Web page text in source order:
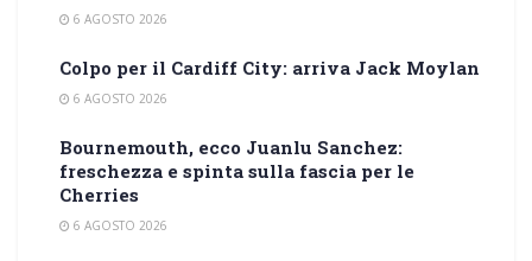
6 AGOSTO 2026
Colpo per il Cardiff City: arriva Jack Moylan
6 AGOSTO 2026
Bournemouth, ecco Juanlu Sanchez:
freschezza e spinta sulla fascia per le
Cherries
6 AGOSTO 2026